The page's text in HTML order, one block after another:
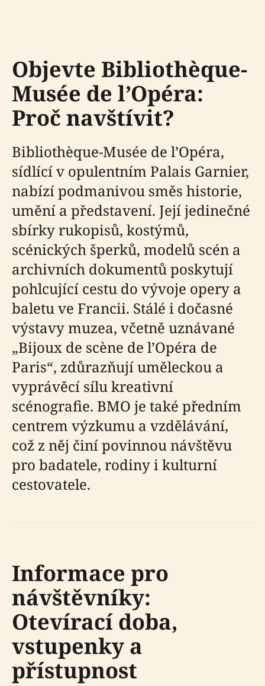
Objevte Bibliothèque-
Musée de l’Opéra:
Proč navštívit?
Bibliothèque-Musée de l’Opéra,
sídlící v opulentním Palais Garnier,
nabízí podmanivou směs historie,
umění a představení. Její jedinečné
sbírky rukopisů, kostýmů,
scénických šperků, modelů scén a
archivních dokumentů poskytují
pohlcující cestu do vývoje opery a
baletu ve Francii. Stálé i dočasné
výstavy muzea, včetně uznávané
„Bijoux de scène de l’Opéra de
Paris“, zdůrazňují uměleckou a
vyprávěcí sílu kreativní
scénografie. BMO je také předním
centrem výzkumu a vzdělávání,
což z něj činí povinnou návštěvu
pro badatele, rodiny i kulturní
cestovatele.
Informace pro
návštěvníky:
Otevírací doba,
vstupenky a
přístupnost